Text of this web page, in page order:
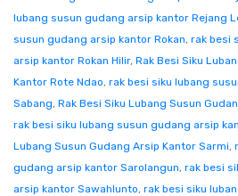
lubang susun gudang arsip kantor Rejang
susun gudang arsip kantor Rokan, rak besi
arsip kantor Rokan Hilir, Rak Besi Siku
Kantor Rote Ndao, rak besi siku lubang
Sabang, Rak Besi Siku Lubang Susun
rak besi siku lubang susun gudang arsip
Lubang Susun Gudang Arsip Kantor Sarmi,
gudang arsip kantor Sarolangun, rak besi
arsip kantor Sawahlunto, rak besi siku